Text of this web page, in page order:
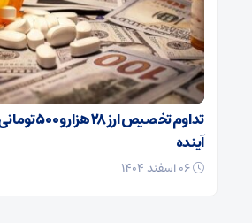
تداوم تخصیص
آینده